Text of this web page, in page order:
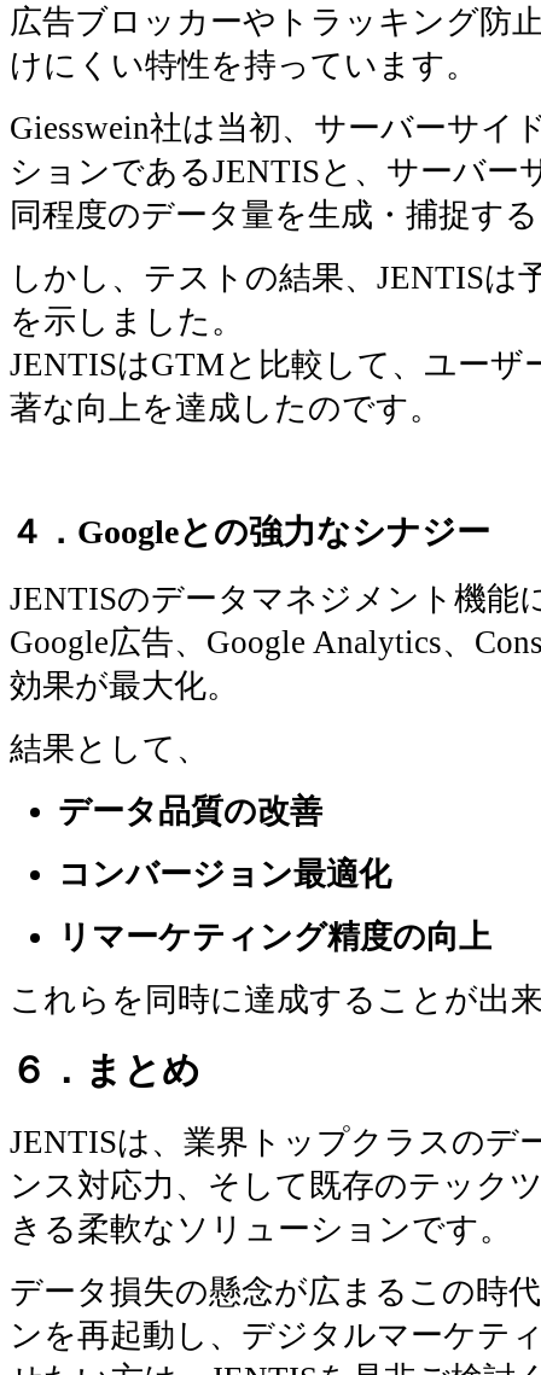
広告ブロッカーやトラッキング防
けにくい特性を持っています。
Giesswein社は当初、サーバーサイ
ションであるJENTISと、サーバー
同程度のデータ量を生成・捕捉す
しかし、テストの結果、JENTISは
を示しました。
JENTISはGTMと比較して、ユーザ
著な向上を達成したのです。
４． Googleとの強力なシナジー
JENTISのデータマネジメント機能
Google広告、Google Analytics、
効果が最大化。
結果として、
データ品質の改善
コンバージョン最適化
リマーケティング精度の向上
これらを同時に達成することが出
６．まとめ
JENTISは、業界トップクラスのデ
ンス対応力、そして既存のテック
きる柔軟なソリューションです。
データ損失の懸念が広まるこの時
ンを再起動し、デジタルマーケテ